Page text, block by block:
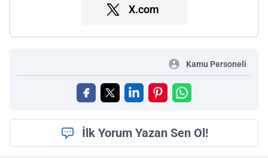
X.com
Kamu Personeli
İlk Yorum Yazan Sen Ol!